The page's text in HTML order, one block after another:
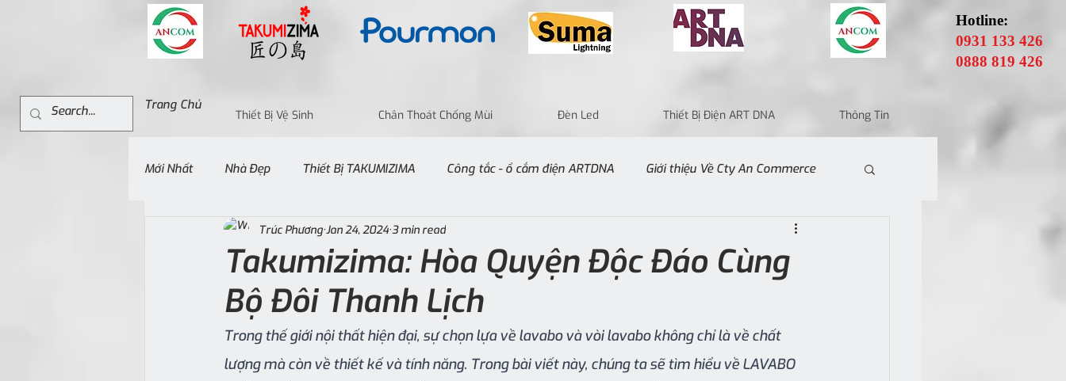
Thiết Bị Vệ Sinh Chân Thoát Chống Mùi Đèn Led Thiết Bị Điện ART DNA Thông Tin
Trang Chủ
Hotline:
0931 133 426
0888 819 426
Mới Nhất Nhà Đẹp Thiết Bị TAKUMIZIMA Công tắc - ổ cắm điện ARTDNA Giới thiệu Về Cty An Commerce
Takumizima: Hòa Quyện Độc Đáo Cùng
Bộ Đôi Thanh Lịch
Trúc Phương Jan 24, 2024 3 min read
Trong thế giới nội thất hiện đại, sự chọn lựa về lavabo và vòi lavabo không chỉ là về chất
lượng mà còn về thiết kế và tính năng. Trong bài viết này, chúng ta sẽ tìm hiểu về LAVABO